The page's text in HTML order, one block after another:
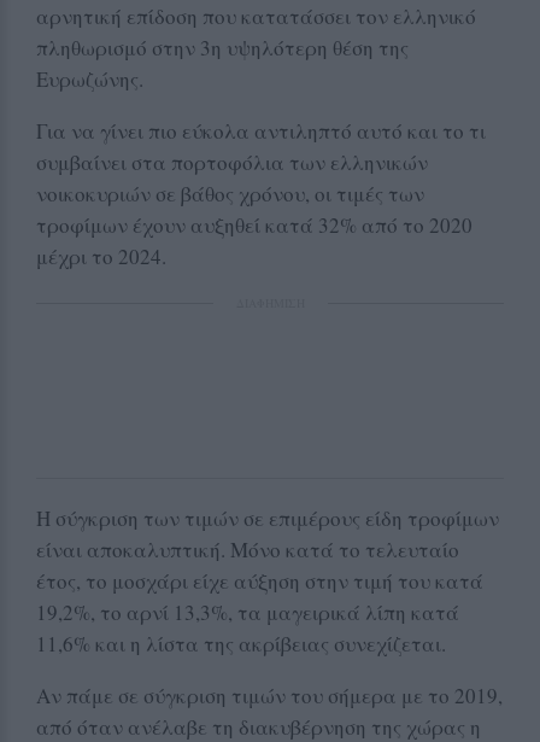
αρνητική επίδοση που κατατάσσει τον ελληνικό
πληθωρισμό στην 3η υψηλότερη θέση της
Ευρωζώνης.
Για να γίνει πιο εύκολα αντιληπτό αυτό και το τι
συμβαίνει στα πορτοφόλια των ελληνικών
νοικοκυριών σε βάθος χρόνου, οι τιμές των
τροφίμων έχουν αυξηθεί κατά 32% από το 2020
μέχρι το 2024.
Η σύγκριση των τιμών σε επιμέρους είδη τροφίμων
είναι αποκαλυπτική. Μόνο κατά το τελευταίο
έτος, το μοσχάρι είχε αύξηση στην τιμή του κατά
19,2%, το αρνί 13,3%, τα μαγειρικά λίπη κατά
11,6% και η λίστα της ακρίβειας συνεχίζεται.
Αν πάμε σε σύγκριση τιμών του σήμερα με το 2019,
από όταν ανέλαβε τη διακυβέρνηση της χώρας η